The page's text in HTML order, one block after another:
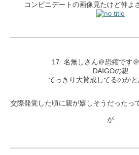
コンビニデートの画像見たけど仲よ
17: 名無しさん＠恐縮です
DAIGOの親
てっきり大賛成してるのか
交際発覚した頃に親が嬉しそうだったっ
が